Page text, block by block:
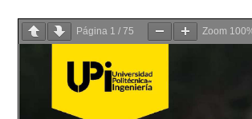
Página 1 / 75 Zoom